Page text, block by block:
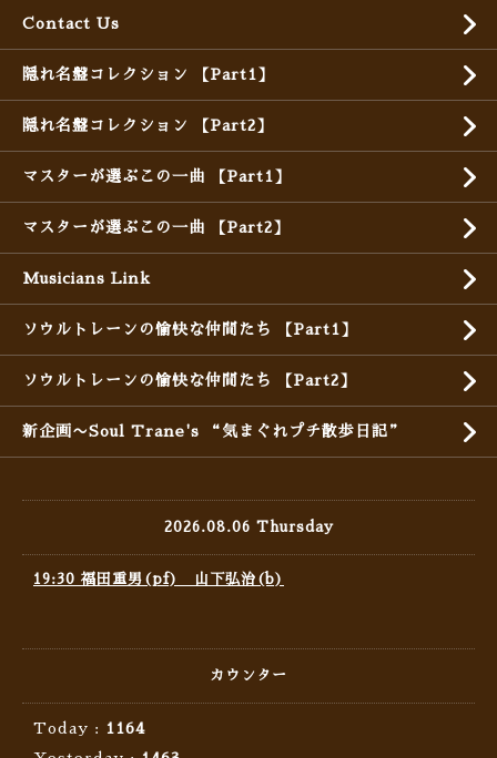
Contact Us
隠れ名盤コレクション 【Part1】
隠れ名盤コレクション 【Part2】
マスターが選ぶこの一曲 【Part1】
マスターが選ぶこの一曲 【Part2】
Musicians Link
ソウルトレーンの愉快な仲間たち 【Part1】
ソウルトレーンの愉快な仲間たち 【Part2】
新企画〜Soul Trane's “気まぐれプチ散歩日記”
2026.08.06 Thursday
19:30 福田重男(pf) 山下弘治(b)
カウンター
Today :
1164